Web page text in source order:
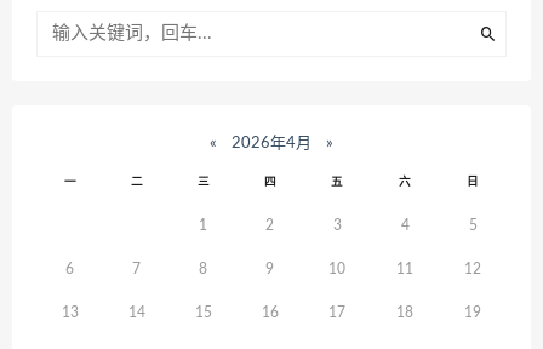
« 2026年4月 »
一 二 三 四 五 六 日
1 2 3 4 5
6 7 8 9 10 11 12
13 14 15 16 17 18 19